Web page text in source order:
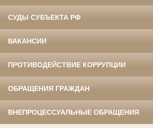
СУДЫ СУБЪЕКТА РФ
ВАКАНСИИ
ПРОТИВОДЕЙСТВИЕ КОРРУПЦИИ
ОБРАЩЕНИЯ ГРАЖДАН
ВНЕПРОЦЕССУАЛЬНЫЕ ОБРАЩЕНИЯ